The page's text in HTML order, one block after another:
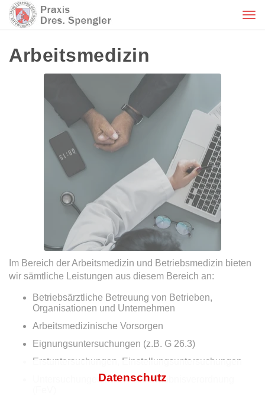
Arbeitsmedizin
Im Bereich der Arbeitsmedizin und Betriebsmedizin bieten
wir sämtliche Leistungen aus diesem Bereich an:
Betriebsärztliche Betreuung von Betrieben,
Organisationen und Unternehmen
Arbeitsmedizinische Vorsorgen
Eignungsuntersuchungen (z.B. G 26.3)
Erstuntersuchungen, Einstellungsuntersuchungen
Untersuchungen nach Fahrerlaubnisverordnung
Datenschutz